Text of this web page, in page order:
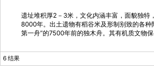
遗址堆积厚2－3米，文化内涵丰富，面貌独特，
8000年。出土遗物有稻谷米及形制别致的各种
第一舟”的7500年前的独木舟。其有机质文物保
6 结果